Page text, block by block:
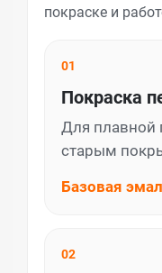
покраске и
01
Покраска
Для плавной
старым
Базовая
02